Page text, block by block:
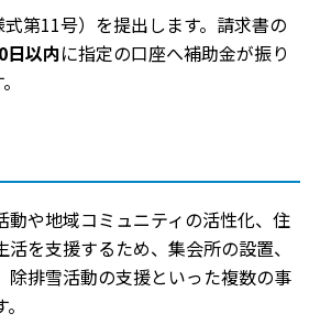
第11号）を提出します。請求書の
日以内に指定の口座へ補助金が振り
動や地域コミュニティの活性化、住
を支援するため、集会所の設置、
除排雪活動の支援といった複数の事